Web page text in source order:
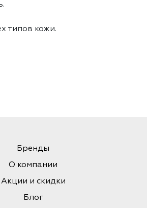
типов кожи.
Бренды
О компании
Акции и скидки
Блог